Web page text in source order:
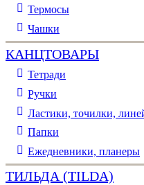
Термосы
Чашки
КАНЦТОВАРЫ
Тетради
Ручки
Ластики, точилки,
Папки
Ежедневники, планеры
ТИЛЬДА (TILDA)